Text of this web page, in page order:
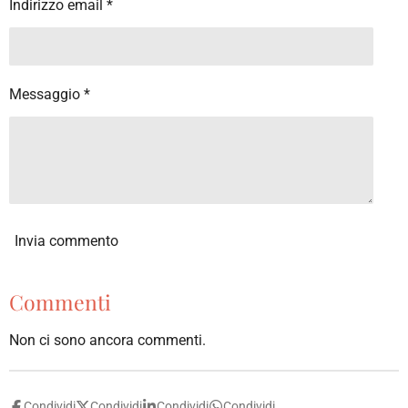
Indirizzo email *
Messaggio *
Invia commento
Commenti
Non ci sono ancora commenti.